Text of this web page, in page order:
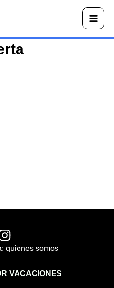
Main
quiénes somos
VACACIONES